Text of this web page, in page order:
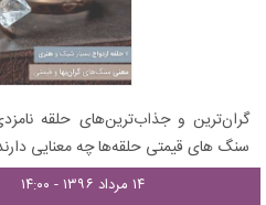
سنگ‌ های قیمتی حلقه‌ها چه معنایی
۱۴ مرداد ۱۳۹۶ - ۱۴:۰۰